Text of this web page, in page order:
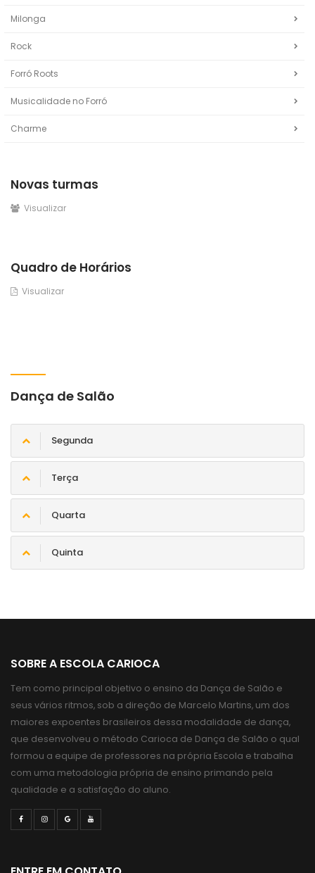
Milonga
Rock
Forró Roots
Musicalidade no Forró
Charme
Novas turmas
Visualizar
Quadro de Horários
Visualizar
Dança de Salão
Segunda
Terça
Quarta
Quinta
SOBRE A ESCOLA CARIOCA
Tem como principal objetivo o ensino da Dança de Salão e
seus vários ritmos, sob a direção de Marcelo Martins, um dos
maiores expoentes brasileiros dessa modalidade de dança,
que desenvolveu o método Carioca de Dança de Salão o qual
formou a equipe de professores na própria Escola e trabalha
com uma metodologia própria de ensino primando pela
qualidade e a satisfação do aluno.